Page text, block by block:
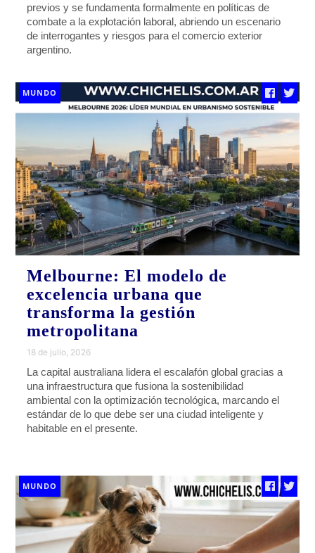
previos y se fundamenta formalmente en políticas de
combate a la explotación laboral, abriendo un escenario
de interrogantes y riesgos para el comercio exterior
argentino.
MUNDO
Melbourne: El modelo de
excelencia urbana que
transforma la gestión
metropolitana
18 de julio, 2026
La capital australiana lidera el escalafón global gracias a
una infraestructura que fusiona la sostenibilidad
ambiental con la optimización tecnológica, marcando el
estándar de lo que debe ser una ciudad inteligente y
habitable en el presente.
MUNDO